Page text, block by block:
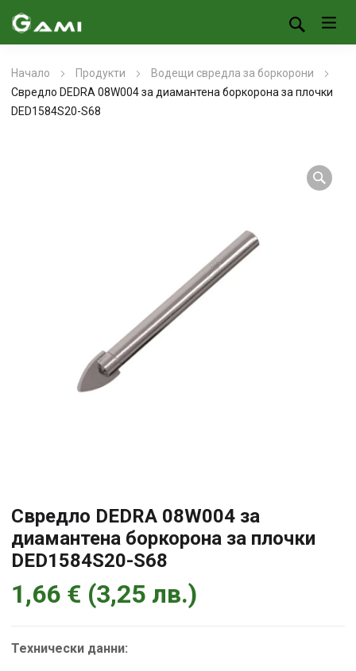
Начало Продукти
Водещи свредла за боркорони
Свредло DEDRA 08W004 за диамантена боркорона за плочки
DED1584S20-S68
Свредло DEDRA 08W004 за
диамантена боркорона за плочки
DED1584S20-S68
1,66 € (3,25 лв.)
Технически данни: